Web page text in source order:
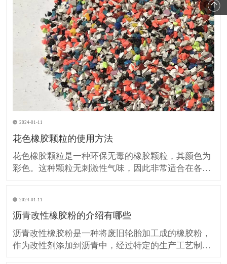
2024-01-11
花色橡胶颗粒的使用方法
花色橡胶颗粒是一种环保无毒的橡胶颗粒，其颜色为
彩色。这种颗粒无刺激性气味，因此非常适合在各种
环保特性意味着它们对环境友好，不会产生有害的排
放物或废弃物。同时，由于其无毒的特性，它们也不
会对人体健康造成危
2024-01-11
沥青改性橡胶粉的介绍有哪些
沥青改性橡胶粉是一种将废旧轮胎加工成的橡胶粉，
作为改性剂添加到沥青中，经过特定的生产工艺制备